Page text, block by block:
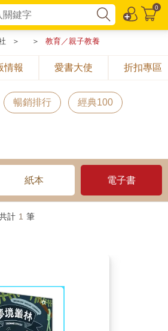
0
＞ ＞ 教育／親子教養
情報 愛書大使 折扣專區
暢銷排行 經典100
紙本 電子書
計 1 筆